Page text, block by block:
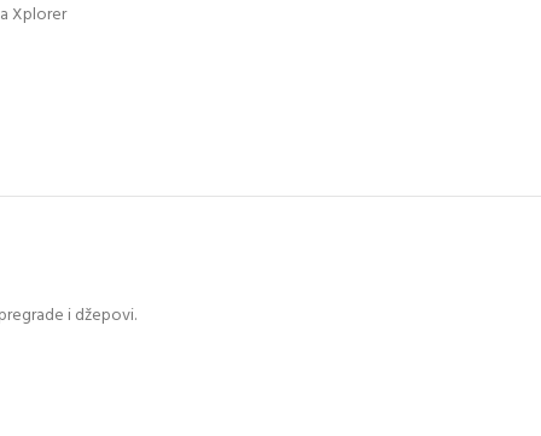
Xplorer
i džepovi.